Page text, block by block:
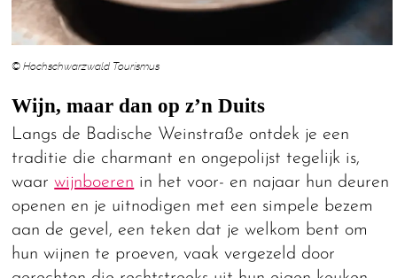
© Hochschwarzwald Tourismus
Wijn, maar dan op z’n Duits
Langs de Badische Weinstraße ontdek je een
traditie die charmant en ongepolijst tegelijk is,
waarwijnboeren in het voor- en najaar hun deuren
openen en je uitnodigen met een simpele bezem
aan de gevel, een teken dat je welkom bent om
hun wijnen te proeven, vaak vergezeld door